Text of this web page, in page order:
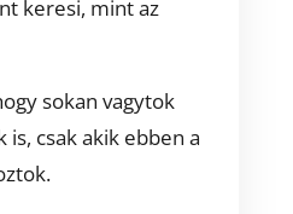
keresi, mint az
sokan vagytok
is, csak akik ebben a